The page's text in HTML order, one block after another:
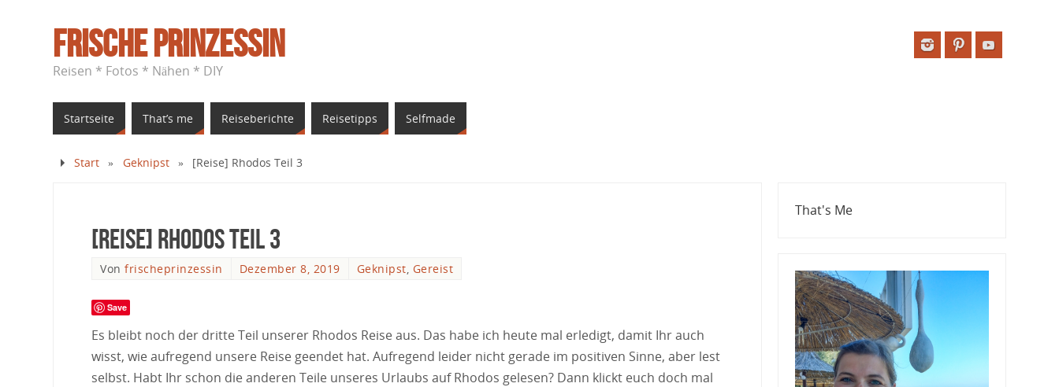
Frische Prinzessin
Reisen * Fotos * Nähen * DIY
Startseite That’s me Reiseberichte Reisetipps Selfmade
Start » Geknipst » [Reise] Rhodos Teil 3
[Reise] Rhodos Teil 3
Von frischeprinzessin Dezember 8, 2019 Geknipst, Gereist
Save
Es bleibt noch der dritte Teil unserer Rhodos Reise aus. Das habe ich heute mal erledigt, damit Ihr auch
wisst, wie aufregend unsere Reise geendet hat. Aufregend leider nicht gerade im positiven Sinne, aber lest
selbst. Habt Ihr schon die anderen Teile unseres Urlaubs auf Rhodos gelesen? Dann klickt euch doch mal
That's Me